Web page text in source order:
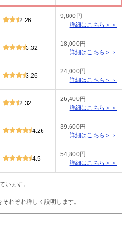
2.26
9,800円
詳細はこちら＞＞
3.32
18,000円
詳細はこちら＞＞
3.26
24,000円
詳細はこちら＞＞
2.32
26,400円
詳細はこちら＞＞
4.26
39,600円
詳細はこちら＞＞
4.5
54,800円
詳細はこちら＞＞
います。
れぞれ詳しく説明します。